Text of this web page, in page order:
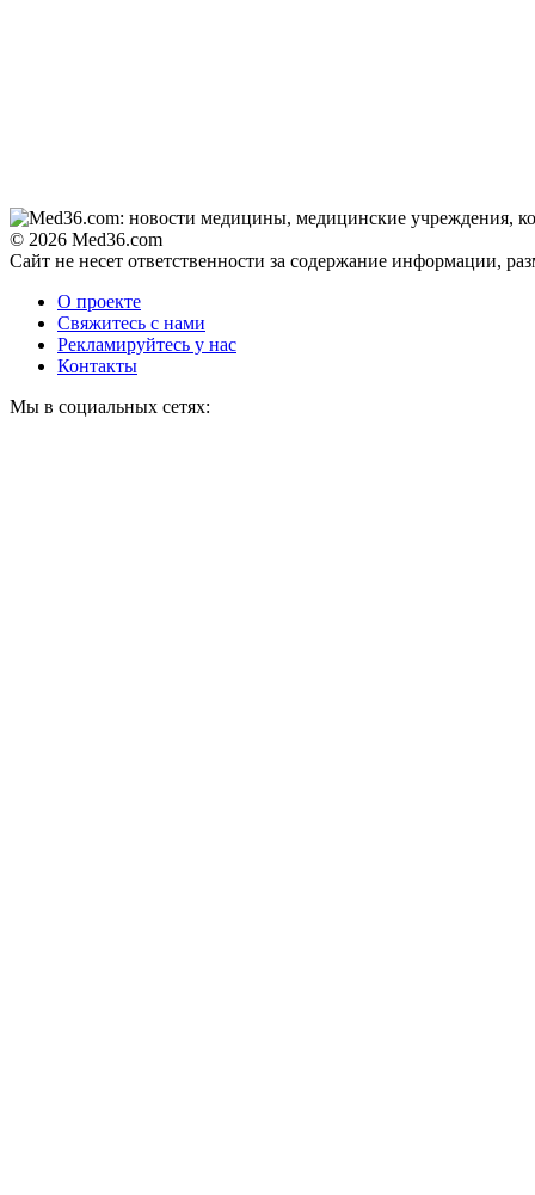
© 2026 Med36.com
Сайт не несет ответственности за содержание информации,
О проекте
Свяжитесь с нами
Рекламируйтесь у нас
Контакты
Мы в социальных сетях: